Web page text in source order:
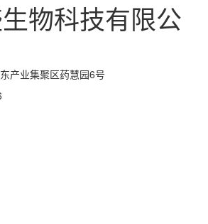
物科技有限公
产业集聚区药慧园6号